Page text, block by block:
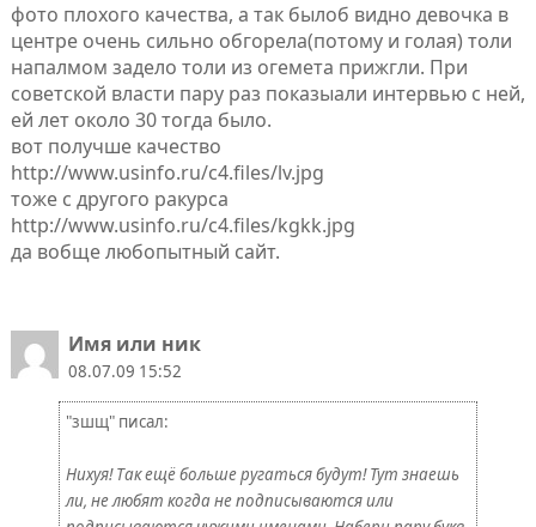
фото плохого качества, а так былоб видно девочка в
центре очень сильно обгорела(потому и голая) толи
напалмом задело толи из огемета прижгли. При
советской власти пару раз показыали интервью с ней,
ей лет около 30 тогда было.
вот получше качество
http://www.usinfo.ru/c4.files/lv.jpg
тоже с другого ракурса
http://www.usinfo.ru/c4.files/kgkk.jpg
да вобще любопытный сайт.
Имя или ник
08.07.09 15:52
"зшщ" писал:
Нихуя! Так ещё больше ругаться будут! Тут знаешь
ли, не любят когда не подписываются или